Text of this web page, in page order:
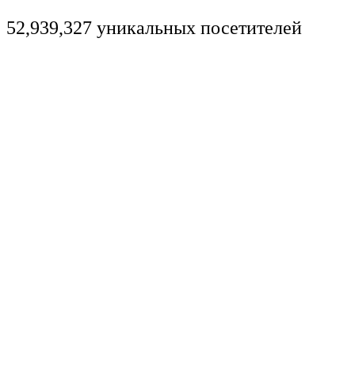
52,939,327 уникальных посетителей